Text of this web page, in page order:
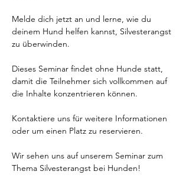
Melde dich jetzt an und lerne, wie du
deinem Hund helfen kannst, Silvesterangst
zu überwinden.
Dieses Seminar findet ohne Hunde statt,
damit die Teilnehmer sich vollkommen auf
die Inhalte konzentrieren können.
Kontaktiere uns für weitere Informationen
oder um einen Platz zu reservieren.
Wir sehen uns auf unserem Seminar zum
Thema Silvesterangst bei Hunden!